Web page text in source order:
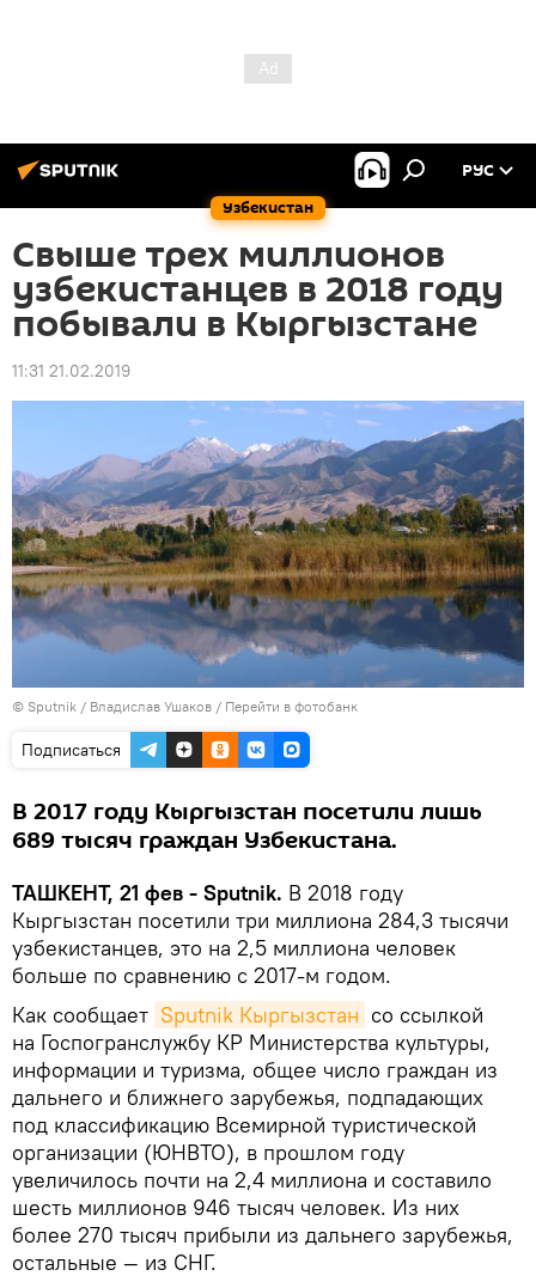
Узбекистан
РУС
Свыше трех миллионов
узбекистанцев в 2018 году
побывали в Кыргызстане
11:31 21.02.2019
© Sputnik / Владислав Ушаков / Перейти в фотобанк
Подписаться
В 2017 году Кыргызстан посетили лишь
689 тысяч граждан Узбекистана.
ТАШКЕНТ, 21 фев - Sputnik. В 2018 году
Кыргызстан посетили три миллиона 284,3 тысячи
узбекистанцев, это на 2,5 миллиона человек
больше по сравнению с 2017-м годом.
Как сообщает Sputnik Кыргызстан со ссылкой
на Госпогранслужбу КР Министерства культуры,
информации и туризма, общее число граждан из
дальнего и ближнего зарубежья, подпадающих
под классификацию Всемирной туристической
организации (ЮНВТО), в прошлом году
увеличилось почти на 2,4 миллиона и составило
шесть миллионов 946 тысяч человек. Из них
более 270 тысяч прибыли из дальнего зарубежья,
остальные — из СНГ.